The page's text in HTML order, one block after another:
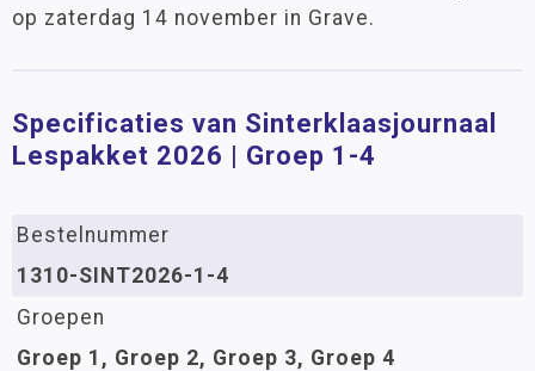
op zaterdag 14 november in Grave.
Specificaties van Sinterklaasjournaal
Lespakket 2026 | Groep 1-4
Bestelnummer
1310-SINT2026-1-4
Groepen
Groep 1, Groep 2, Groep 3, Groep 4